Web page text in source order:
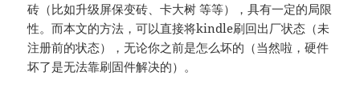
砖（比如升级屏保变砖、卡大树 等等），具有一定的局限
性。而本文的方法，可以直接将kindle刷回出厂状态（未
注册前的状态），无论你之前是怎么坏的（当然啦，硬件
坏了是无法靠刷固件解决的）。